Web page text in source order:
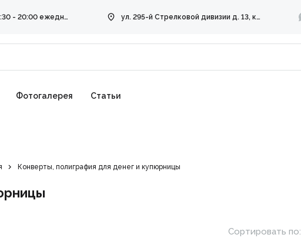
Режим работы 8:30 - 20:00 ежедневно ул. 295-й Стрелковой дивизии д. 13, корп. 1
Фотогалерея Статьи
Конверты, полиграфия для денег и купюрницы
Сортировать по: